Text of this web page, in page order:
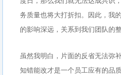
务质量也将大打折扣。因此，我
的影响深远，关系到我们团队的
虽然我明白，片面的反省无法弥
知错能改才是一个员工应有的品